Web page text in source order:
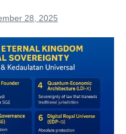
28, 2025